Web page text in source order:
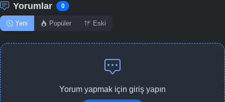
Yorumlar 0
Yeni Popüler Eski
Yorum yapmak için giriş yapın